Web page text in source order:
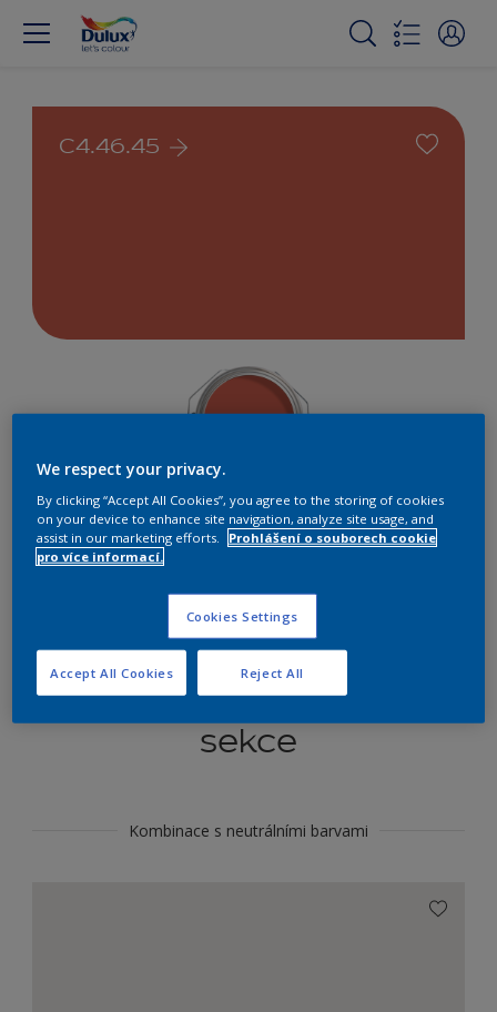
C4.46.45
Najít výrobek v tomto odstínu
Koordinovat barevné
sekce
Kombinace s neutrálními barvami
We respect your privacy.
By clicking “Accept All Cookies”, you agree to the storing of cookies
on your device to enhance site navigation, analyze site usage, and
assist in our marketing efforts.
Prohlášení o souborech cookie
pro více informací.
Cookies Settings
Reject All
Accept All Cookies